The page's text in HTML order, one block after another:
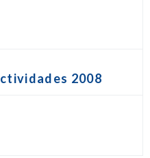
2008